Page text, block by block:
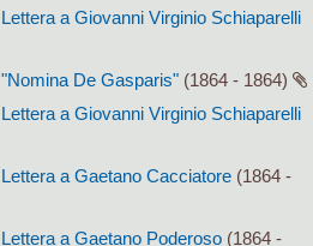
Lettera a Giovanni Virginio Schiaparelli
"Nomina De Gasparis" (1864 - 1864)
Lettera a Giovanni Virginio Schiaparelli
Lettera a Gaetano Cacciatore (1864 -
Lettera a Gaetano Poderoso (1864 -